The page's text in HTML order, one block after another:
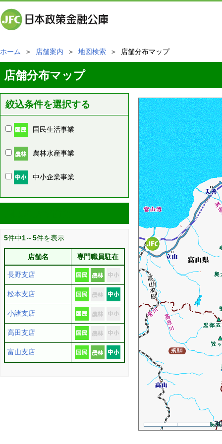
ホーム ＞ 店舗案内 ＞ 地図検索 ＞ 店舗分布マップ
店舗分布マップ
絞込条件を選択する
国民生活事業
農林水産事業
中小企業事業
5件中1～5件を表示
店舗名 専門職員駐在
長野支店
松本支店
小諸支店
高田支店
富山支店